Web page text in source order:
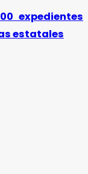
expedientes
estatales